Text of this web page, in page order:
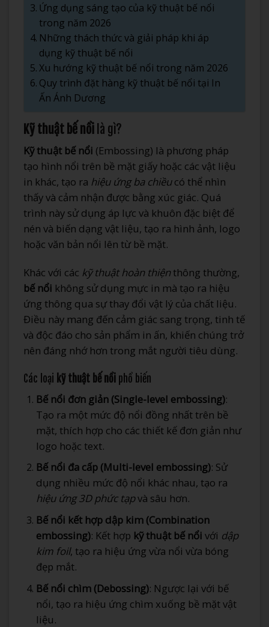
Ứng dụng sáng tạo của kỹ thuật bế nổi
trong năm 2026
Những thách thức và giải pháp khi áp
dụng kỹ thuật bế nổi
Xu hướng kỹ thuật bế nổi trong năm 2026
Quy trình đặt hàng kỹ thuật bế nổi tại In
Ấn Ánh Dương
Kỹ thuật bế nổi là gì?
Kỹ thuật bế nổi (Embossing) là phương pháp
tạo hình nổi trên bề mặt giấy hoặc các vật liệu
in khác, tạo ra hiệu ứng ba chiềucó thể nhìn
thấy và cảm nhận được bằng xúc giác. Quá
trình này sử dụng áp lực và khuôn đặc biệt để
nén và biến dạng vật liệu, tạo ra hình ảnh, logo
hoặc văn bản nổi lên từ bề mặt.
Khác với các kỹ thuật hoàn thiệnthông thường,
bế nổi không sử dụng mực in mà tạo ra hiệu
ứng thông qua sự thay đổi vật lý của chất liệu.
Điều này mang đến cảm giác sang trọng, tinh tế
và độc đáo cho sản phẩm in ấn, khiến chúng trở
nên đáng nhớ hơn trong mắt người tiêu dùng.
Các loại kỹ thuật bế nổi phổ biến
Bế nổi đơn giản (Single-level embossing):
Tạo ra một mức độ nổi đồng nhất trên bề
mặt, thích hợp cho các thiết kế đơn giản như
logo hoặc text.
Bế nổi đa cấp (Multi-level embossing): Sử
dụng nhiều mức độ nổi khác nhau, tạo ra
hiệu ứng 3D phức tạpvà sâu hơn.
Bế nổi kết hợp dập kim (Combination
embossing): Kết hợp kỹ thuật bế nổi với dập
kim foil, tạo ra hiệu ứng vừa nổi vừa bóng
đẹp mắt.
Bế nổi chìm (Debossing): Ngược lại với bế
nổi, tạo ra hiệu ứng chìm xuống bề mặt vật
liệu.